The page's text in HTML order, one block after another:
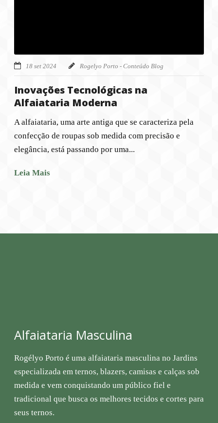
18 set 2024 Rogelyo Porto - Conteúdo Blog
Inovações Tecnológicas na
Alfaiataria Moderna
A alfaiataria, uma arte antiga que se caracteriza pela
confecção de roupas sob medida com precisão e
elegância, está passando por uma...
Leia Mais
Alfaiataria Masculina
Rogélyo Porto é uma alfaiataria masculina no Jardins
especializada em ternos, blazers, camisas e calças sob
medida e vem conquistando um público fiel e
tradicional que busca os melhores tecidos e cortes para
seus ternos.